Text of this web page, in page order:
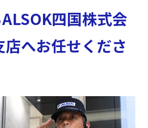
四国株式会
店へお任せくださ